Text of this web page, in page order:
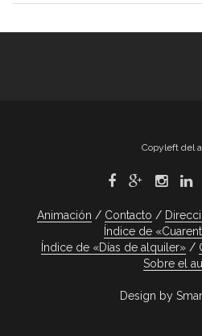
Copyleft del
Animación Contacto
Índice de
Índice de «Días de alquiler»
Sobre el
Design by